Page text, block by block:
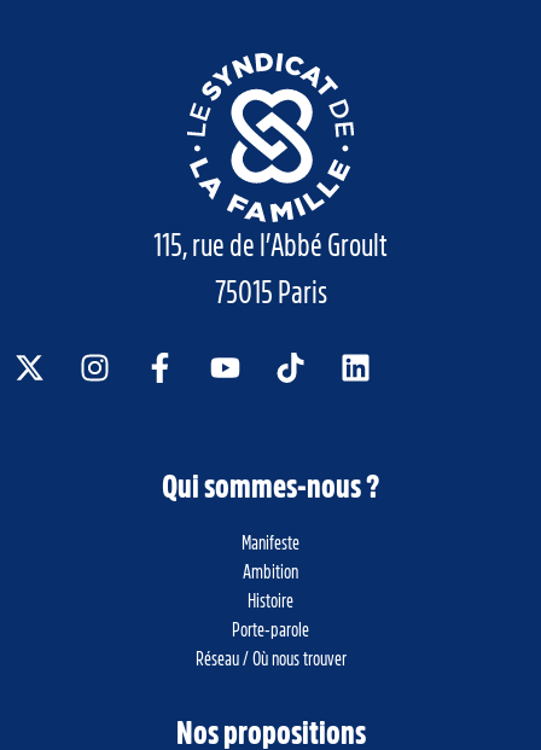
115, rue de l’Abbé Groult
75015 Paris
Qui sommes-nous ?
Manifeste
Ambition
Histoire
Porte-parole
Réseau / Où nous trouver
Nos propositions